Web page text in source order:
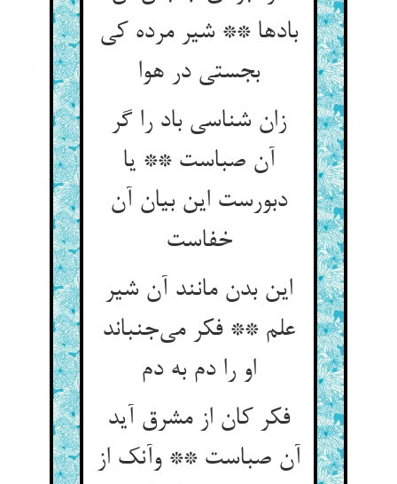
بادها ** شیر مرده کی
بجستی در هوا
زان شناسی باد را گر
آن صباست ** یا
دبورست این بیان آن
خفاست
این بدن مانند آن شیر
علم ** فکر می‌جنباند
او را دم به دم
فکر کان از مشرق آید
آن صباست ** وآنک از